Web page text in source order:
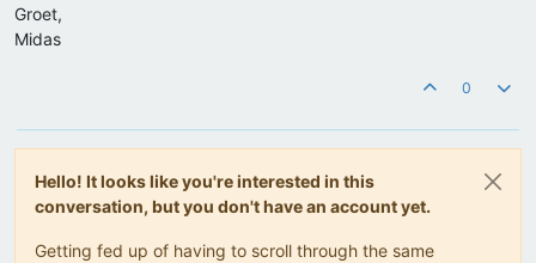
Groet,
Midas
0
Hello! It looks like you're interested in this
conversation, but you don't have an account yet.
Getting fed up of having to scroll through the same